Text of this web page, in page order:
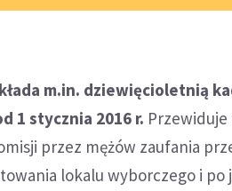
m.in. dziewięcioletnią
1 stycznia 2016 r.
przez mężów zaufania
lokalu wyborczego i po